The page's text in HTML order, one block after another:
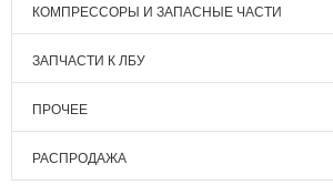
КОМПРЕССОРЫ И ЗАПАСНЫЕ ЧАСТИ
ЗАПЧАСТИ К ЛБУ
ПРОЧЕЕ
РАСПРОДАЖА